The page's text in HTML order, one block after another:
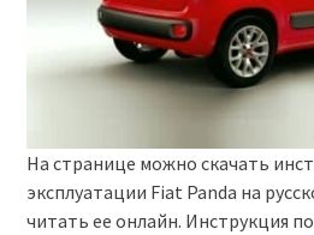
На странице можно скачать
эксплуатации Fiat Panda на
читать ее онлайн. Инструкция